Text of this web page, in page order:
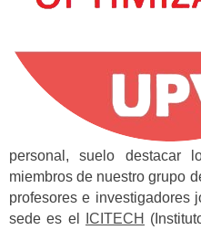
personal, suelo destacar
miembros de nuestro grupo
profesores e investigadores
sede es el
ICITECH